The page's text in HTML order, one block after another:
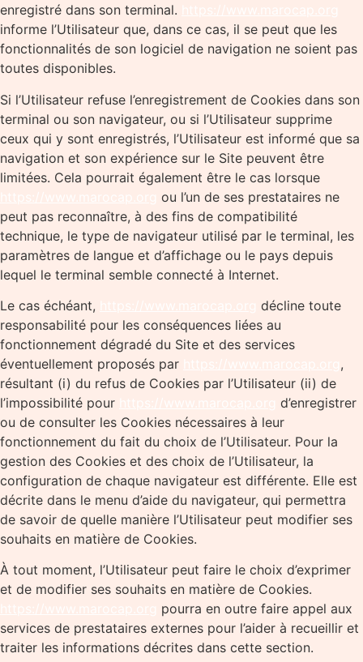
enregistré dans son terminal.
informe l’Utilisateur que, dans ce cas, il se peut que les
fonctionnalités de son logiciel de navigation ne soient pas
toutes disponibles.
Si l’Utilisateur refuse l’enregistrement de Cookies dans son
terminal ou son navigateur, ou si l’Utilisateur supprime
ceux qui y sont enregistrés, l’Utilisateur est informé que sa
navigation et son expérience sur le Site peuvent être
limitées. Cela pourrait également être le cas lorsque
ou l’un de ses prestataires ne
peut pas reconnaître, à des fins de compatibilité
technique, le type de navigateur utilisé par le terminal, les
paramètres de langue et d’affichage ou le pays depuis
lequel le terminal semble connecté à Internet.
Le cas échéant,
décline toute
responsabilité pour les conséquences liées au
fonctionnement dégradé du Site et des services
éventuellement proposés par
,
résultant (i) du refus de Cookies par l’Utilisateur (ii) de
l’impossibilité pour
d’enregistrer
ou de consulter les Cookies nécessaires à leur
fonctionnement du fait du choix de l’Utilisateur. Pour la
gestion des Cookies et des choix de l’Utilisateur, la
configuration de chaque navigateur est différente. Elle est
décrite dans le menu d’aide du navigateur, qui permettra
de savoir de quelle manière l’Utilisateur peut modifier ses
souhaits en matière de Cookies.
À tout moment, l’Utilisateur peut faire le choix d’exprimer
et de modifier ses souhaits en matière de Cookies.
pourra en outre faire appel aux
services de prestataires externes pour l’aider à recueillir et
traiter les informations décrites dans cette section.